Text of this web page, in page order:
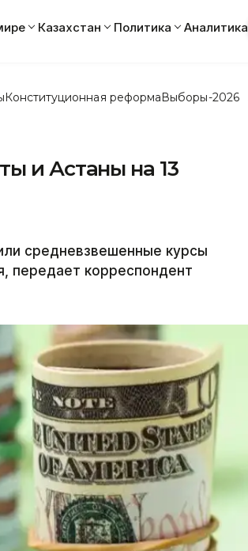
Казахстан Политика Аналитика
Конституционная реформаВыборы-2026
и Астаны на 13
средневзвешенные курсы
передает корреспондент